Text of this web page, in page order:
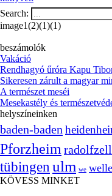
Search:
image1(2)(1)(1)
beszámolók
Vakáció
Rendhagyó űróra Kapu
Sikeresen zárult a magyar
A természet meséi
Mesekastély és
helyszíneinken
baden-baden
Pforzheim
tübingen ulm we
KÖVESS MINKET